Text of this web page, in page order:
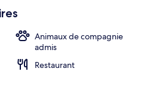
Animaux de compagnie
admis
Restaurant